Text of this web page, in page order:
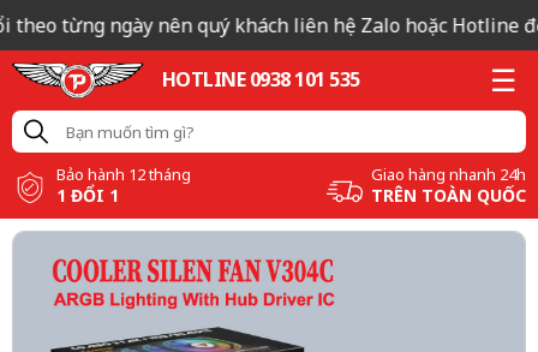
từng ngày nên quý khách liên hệ Zalo hoặc Hotline để
HOTLINE 0938 101 535
Bảo hành 12 tháng
1 ĐỔI 1
Giao hàng nhanh 24h
TRÊN TOÀN QUỐC